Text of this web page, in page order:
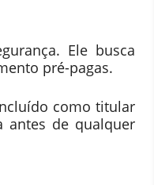
Ele busca
pré-pagas.
como titular
antes de qualquer